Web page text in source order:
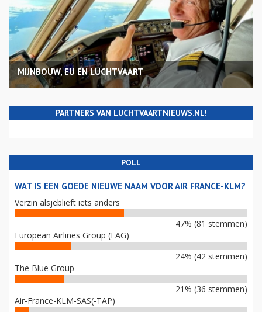
MIJNBOUW, EU EN LUCHTVAART
PARTNERS VAN LUCHTVAARTNIEUWS.NL!
POLL
WAT IS EEN GOEDE NIEUWE NAAM VOOR AIR FRANCE-KLM?
Verzin alsjeblieft iets anders
47% (81 stemmen)
European Airlines Group (EAG)
24% (42 stemmen)
The Blue Group
21% (36 stemmen)
Air-France-KLM-SAS(-TAP)